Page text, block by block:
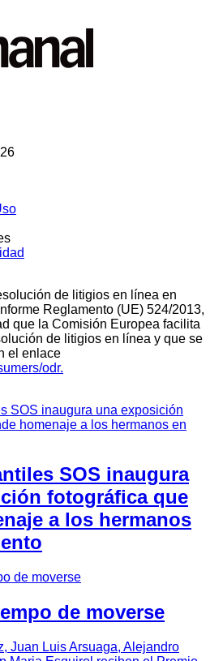
de litigios en línea en
Reglamento (UE) 524/2013,
que la Comisión Europea facilita
de litigios en línea y que se
el enlace
odr.
SOS inaugura
fotográfica que
a los hermanos
de moverse